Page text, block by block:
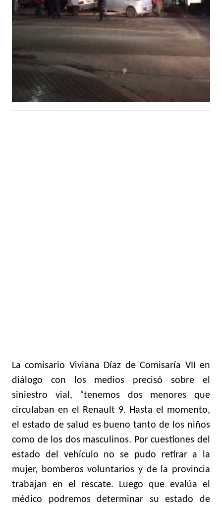
La comisario Viviana Díaz de Comisaría VII en
diálogo con los medios precisó sobre el
siniestro vial, “tenemos dos menores que
circulaban en el Renault 9. Hasta el momento,
el estado de salud es bueno tanto de los niños
como de los dos masculinos. Por cuestiones del
estado del vehículo no se pudo retirar a la
mujer, bomberos voluntarios y de la provincia
trabajan en el rescate. Luego que evalúa el
médico podremos determinar su estado de